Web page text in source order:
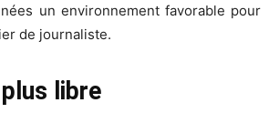
un environnement favorable pour
de journaliste.
libre